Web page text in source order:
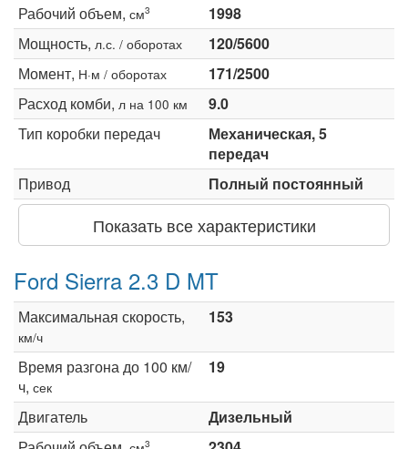
Рабочий объем, см3
1998
Мощность, л.с. / оборотах
120/5600
Момент, Н·м / оборотах
171/2500
Расход комби, л на 100 км
9.0
Тип коробки передач
Механическая, 5
передач
Привод
Полный постоянный
Показать все характеристики
Ford Sierra 2.3 D MT
Максимальная скорость,
км/ч
153
Время разгона до 100 км/
ч, сек
19
Двигатель
Дизельный
3